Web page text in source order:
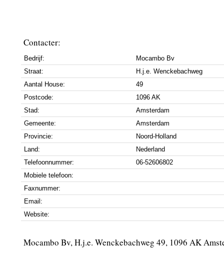
Contacter:
Bedrijf:
Mocambo Bv
Straat:
H.j.e. Wenckebachweg
Aantal House:
49
Postcode:
1096 AK
Stad:
Amsterdam
Gemeente:
Amsterdam
Provincie:
Noord-Holland
Land:
Nederland
Telefoonnummer:
06-52606802
Mobiele telefoon:
Faxnummer:
Email:
Website:
Mocambo Bv, H.j.e. Wenckebachweg 49, 1096 AK